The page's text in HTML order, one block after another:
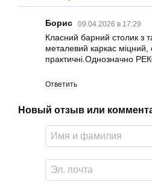
Борис 09.04.2026 в 17:29
Класний барний столик з
металевий каркас міцний,
практичні.Однозначно
Ответить
Новый отзыв или